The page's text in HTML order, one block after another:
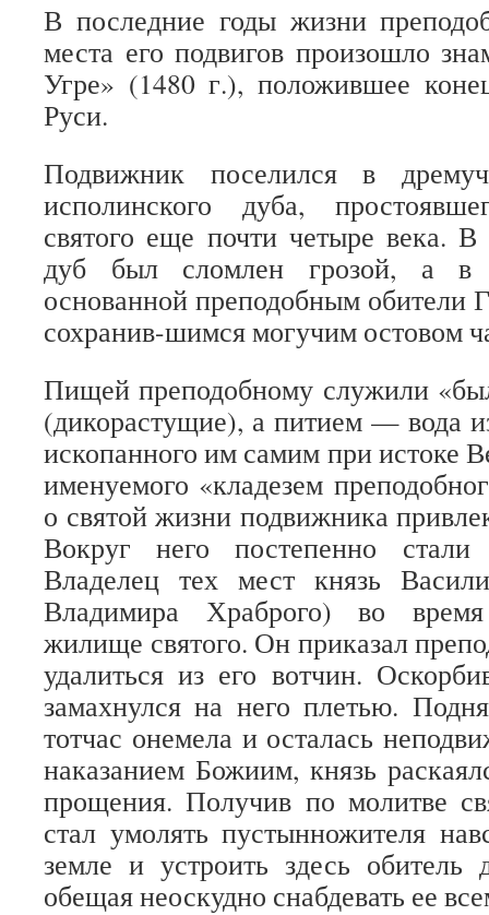
В последние годы жизни
места его подвигов произошло
Угре» (1480 г.), положившее
Руси.
Подвижник поселился в
исполинского дуба,
святого еще почти четыре века. В
дуб был сломлен грозой, а в
основанной преподобным обители
сохранив-шимся могучим остовом
Пищей преподобному служили
(дикорастущие), а питием — вода
ископанного им самим при истоке
именуемого «кладезем
о святой жизни подвижника
Вокруг него постепенно стали
Владелец тех мест князь
Владимира Храброго) во
жилище святого. Он приказал
удалиться из его вотчин.
замахнулся на него плетью.
тотчас онемела и осталась
наказанием Божиим, князь
прощения. Получив по молитве
стал умолять пустынножителя
земле и устроить здесь обитель
обещая неоскудно снабдевать ее